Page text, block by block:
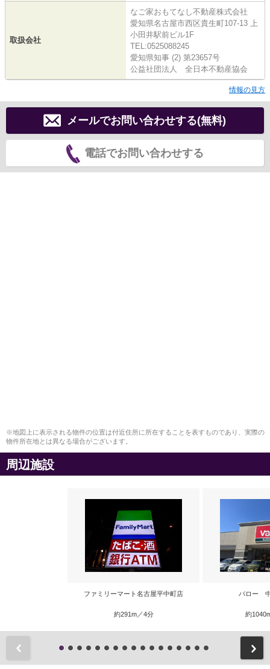
取扱会社
なご家おもてなし不動産株式会社
愛知県名古屋市西区貴生町107-13 上
小田井駅前ビル1F
TEL:0525088245
愛知県知事 (2) 第23657号
公益社団法人 全日本不動産協会
情報の見方
メールでお問い合わせする(無料)
電話でお問い合わせする
※地図上に表示される物件の位置は付近住所に所在することを表すものであり、実際の
物件所在地とは異なる場合がございます。
周辺施設
ファミリーマート名古屋平中町店
約291m／4分
バロー
約